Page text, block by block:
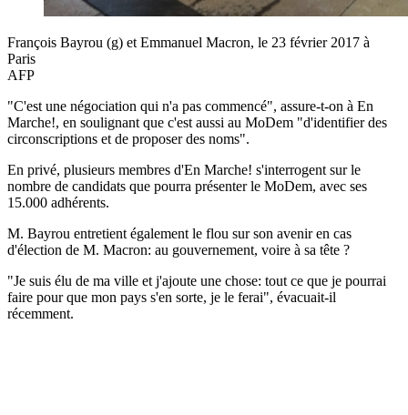
François Bayrou (g) et Emmanuel Macron, le 23 février 2017 à
Paris
AFP
"C'est une négociation qui n'a pas commencé", assure-t-on à En
Marche!, en soulignant que c'est aussi au MoDem "d'identifier des
circonscriptions et de proposer des noms".
En privé, plusieurs membres d'En Marche! s'interrogent sur le
nombre de candidats que pourra présenter le MoDem, avec ses
15.000 adhérents.
M. Bayrou entretient également le flou sur son avenir en cas
d'élection de M. Macron: au gouvernement, voire à sa tête ?
"Je suis élu de ma ville et j'ajoute une chose: tout ce que je pourrai
faire pour que mon pays s'en sorte, je le ferai", évacuait-il
récemment.